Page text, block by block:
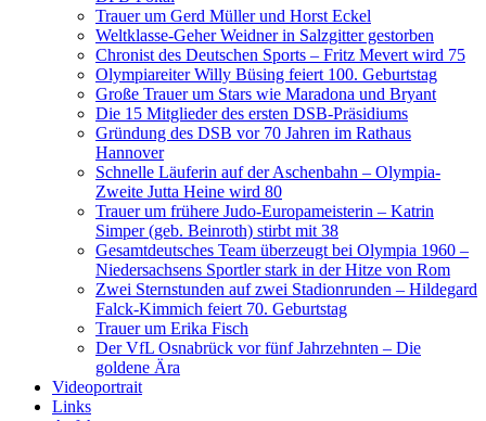
Trauer um Gerd Müller und Horst Eckel
Weltklasse-Geher Weidner in Salzgitter gestorben
Chronist des Deutschen Sports – Fritz Mevert wird 75
Olympiareiter Willy Büsing feiert 100. Geburtstag
Große Trauer um Stars wie Maradona und Bryant
Die 15 Mitglieder des ersten DSB-Präsidiums
Gründung des DSB vor 70 Jahren im Rathaus
Hannover
Schnelle Läuferin auf der Aschenbahn – Olympia-
Zweite Jutta Heine wird 80
Trauer um frühere Judo-Europameisterin – Katrin
Simper (geb. Beinroth) stirbt mit 38
Gesamtdeutsches Team überzeugt bei Olympia 1960 –
Niedersachsens Sportler stark in der Hitze von Rom
Zwei Sternstunden auf zwei Stadionrunden – Hildegard
Falck-Kimmich feiert 70. Geburtstag
Trauer um Erika Fisch
Der VfL Osnabrück vor fünf Jahrzehnten – Die
goldene Ära
Videoportrait
Links